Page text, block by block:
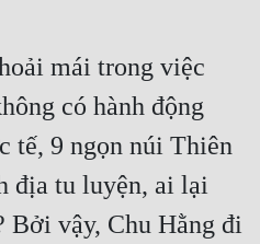
mái trong việc
có hành động
tế, 9 ngọn núi Thiên
địa tu luyện, ai lại
Bởi vậy, Chu Hằng đi